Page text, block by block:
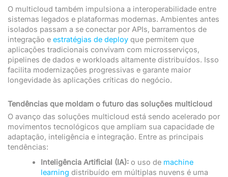
O multicloud também impulsiona a interoperabilidade entre
sistemas legados e plataformas modernas. Ambientes antes
isolados passam a se conectar por APIs, barramentos de
integração e estratégias de deployque permitem que
aplicações tradicionais convivam com microsserviços,
pipelines de dados e workloads altamente distribuídos. Isso
facilita modernizações progressivas e garante maior
longevidade às aplicações críticas do negócio.
Tendências que moldam o futuro das soluções multicloud
O avanço das soluções multicloud está sendo acelerado por
movimentos tecnológicos que ampliam sua capacidade de
adaptação, inteligência e integração. Entre as principais
tendências:
Inteligência Artificial (IA): o uso de machine
learning distribuído em múltiplas nuvens é uma